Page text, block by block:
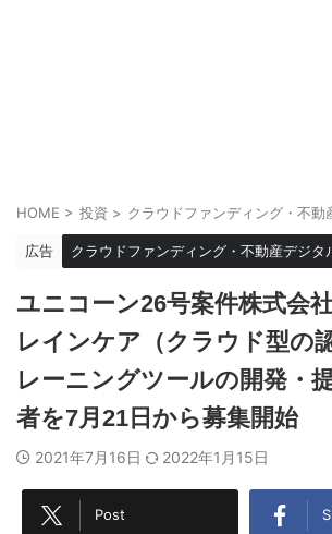
HOME > 投資 > クラウドファンディング・不動
広告 クラウドファンディング・不動産デジタ
ユニコーン26号案件株式会
レインケア（クラウド型の
レーニングツールの開発・
者を7月21日から募集開始
2021年7月16日 2022年1月15日
Post